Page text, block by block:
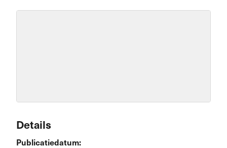
Details
Publicatiedatum: